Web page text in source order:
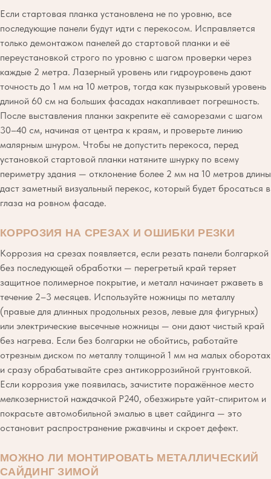
Если стартовая планка установлена не по уровню, все
последующие панели будут идти с перекосом. Исправляется
только демонтажом панелей до стартовой планки и её
переустановкой строго по уровню с шагом проверки через
каждые 2 метра. Лазерный уровень или гидроуровень дают
точность до 1 мм на 10 метров, тогда как пузырьковый уровень
длиной 60 см на больших фасадах накапливает погрешность.
После выставления планки закрепите её саморезами с шагом
30–40 см, начиная от центра к краям, и проверьте линию
малярным шнуром. Чтобы не допустить перекоса, перед
установкой стартовой планки натяните шнурку по всему
периметру здания — отклонение более 2 мм на 10 метров длины
даст заметный визуальный перекос, который будет бросаться в
глаза на ровном фасаде.
КОРРОЗИЯ НА СРЕЗАХ И ОШИБКИ РЕЗКИ
Коррозия на срезах появляется, если резать панели болгаркой
без последующей обработки — перегретый край теряет
защитное полимерное покрытие, и металл начинает ржаветь в
течение 2–3 месяцев. Используйте ножницы по металлу
(правые для длинных продольных резов, левые для фигурных)
или электрические высечные ножницы — они дают чистый край
без нагрева. Если без болгарки не обойтись, работайте
отрезным диском по металлу толщиной 1 мм на малых оборотах
и сразу обрабатывайте срез антикоррозийной грунтовкой.
Если коррозия уже появилась, зачистите поражённое место
мелкозернистой наждачкой P240, обезжирьте уайт-спиритом и
покрасьте автомобильной эмалью в цвет сайдинга — это
остановит распространение ржавчины и скроет дефект.
МОЖНО ЛИ МОНТИРОВАТЬ МЕТАЛЛИЧЕСКИЙ
САЙДИНГ ЗИМОЙ